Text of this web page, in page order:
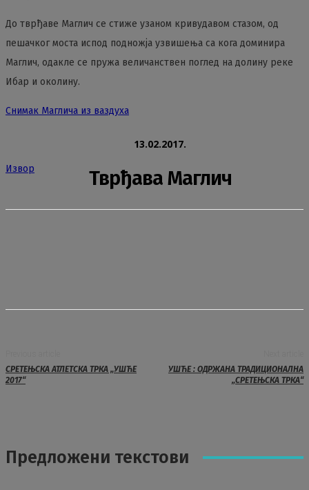
13.02.2017.
Тврђава Маглич
До тврђаве Маглич се стиже узаном кривудавом стазом, од
пешачког моста испод подножја узвишења са кога доминира
Маглич, одакле се пружа величанствен поглед на долину реке
Ибар и околину.
Снимак Маглича из ваздуха
Извор
СРЕТЕЊСКА АТЛЕТСКА ТРКА „УШЋЕ
2017“
УШЋЕ : ОДРЖАНА ТРАДИЦИОНАЛНА
„СРЕТЕЊСКА ТРКА“
Предложени текстови